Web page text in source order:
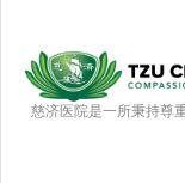
慈济医院是一所秉持尊